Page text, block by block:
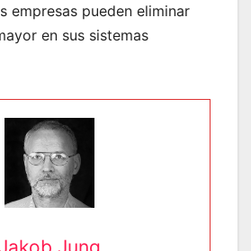
empresas pueden eliminar
en sus sistemas